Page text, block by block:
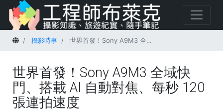
首頁 攝影時事 世界首發！Sony A9M3 全域快門、搭載 AI 自動對焦、每秒 120 張連拍速度
世界首發！Sony A9M3 全域快
門、搭載 AI 自動對焦、每秒 120
張連拍速度